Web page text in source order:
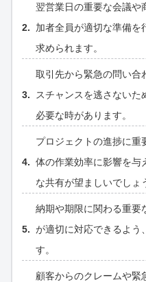
翌営業日の重要な会議や
加者全員が適切な準備を
求められます。
取引先から緊急の問い合
スチャンスを逃さない
必要な時があります。
プロジェクトの進捗に重
体の作業効率に影響を与
な共有が望ましいでしょ
納期や期限に関わる重要
が適切に対応できるよう
す。
顧客からのクレームや緊